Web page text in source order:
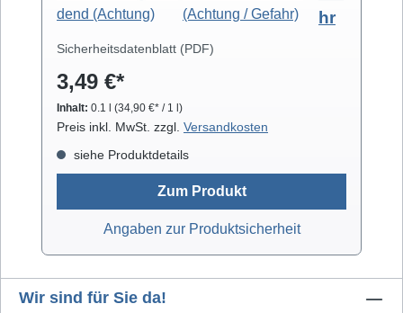
von z.B. Video- und Tonköpfen,
Laufwerkteilen, Gummirollen und optischen
arbeitet rückstandsfrei.
hr
Sicherheitsdatenblatt (PDF)
3,49 €*
Inhalt: 0.1 l (34,90 €* / 1 l)
Preis inkl. MwSt. zzgl. Versandkosten
siehe Produktdetails
Zum Produkt
Angaben zur Produktsicherheit
Wir sind für Sie da!